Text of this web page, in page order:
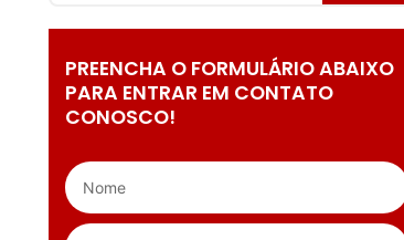
PREENCHA O FORMULÁRIO ABAIXO
PARA ENTRAR EM CONTATO
CONOSCO!